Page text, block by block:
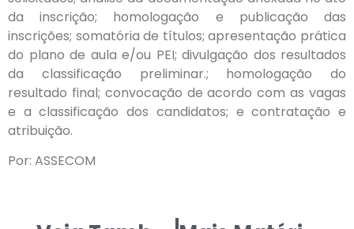
da inscrição; homologação e publicação das
inscrições; somatória de títulos; apresentação prática
do plano de aula e/ou PEI; divulgação dos resultados
da classificação preliminar.; homologação do
resultado final; convocação de acordo com as vagas
e a classificação dos candidatos; e contratação e
atribuição.
Por: ASSECOM